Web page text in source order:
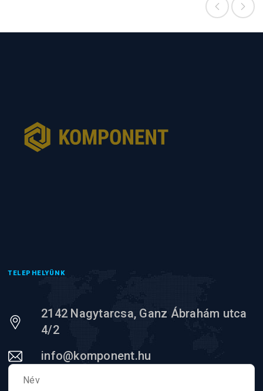
TELEPHELYÜNK
2142 Nagytarcsa, Ganz Ábrahám utca
4/2
info@komponent.hu